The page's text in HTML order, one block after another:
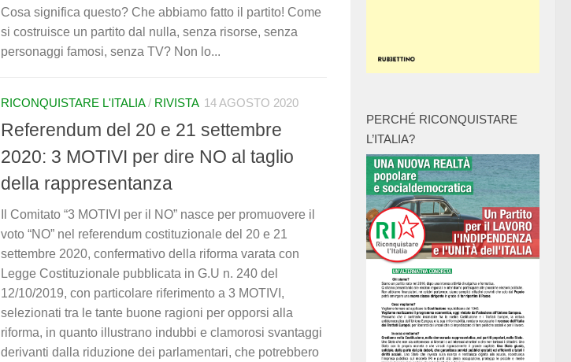
Cosa significa questo? Che abbiamo fatto il partito! Come
si costruisce un partito dal nulla, senza risorse, senza
personaggi famosi, senza TV? Non lo...
RICONQUISTARE L'ITALIA/ RIVISTA 14 AGOSTO 2020
Referendum del 20 e 21 settembre
2020: 3 MOTIVI per dire NO al taglio
della rappresentanza
Il Comitato “3 MOTIVI per il NO” nasce per promuovere il
voto “NO” nel referendum costituzionale del 20 e 21
settembre 2020, confermativo della riforma varata con
Legge Costituzionale pubblicata in G.U n. 240 del
12/10/2019, con particolare riferimento a 3 MOTIVI,
selezionati tra le tante buone ragioni per opporsi alla
riforma, in quanto illustrano indubbi e clamorosi svantaggi
derivanti dalla riduzione dei parlamentari, che potrebbero
PERCHÉ RICONQUISTARE
L’ITALIA?